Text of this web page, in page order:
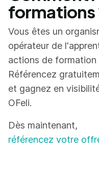
formations
Vous êtes un
opérateur de
actions de formation
Référencez
et gagnez en
OFeli.
Dès maintenant,
référencez votre